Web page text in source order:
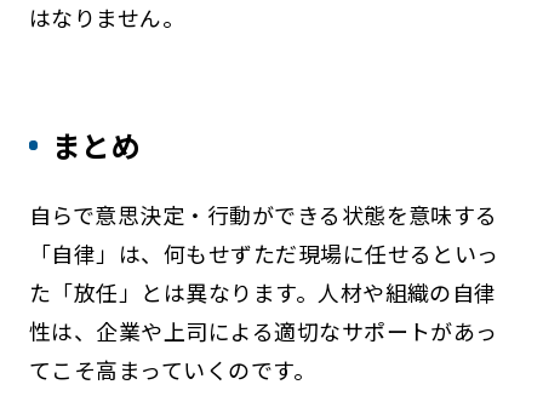
はなりません。
まとめ
自らで意思決定・行動ができる状態を意味する
「自律」は、何もせずただ現場に任せるといっ
た「放任」とは異なります。人材や組織の自律
性は、企業や上司による適切なサポートがあっ
てこそ高まっていくのです。